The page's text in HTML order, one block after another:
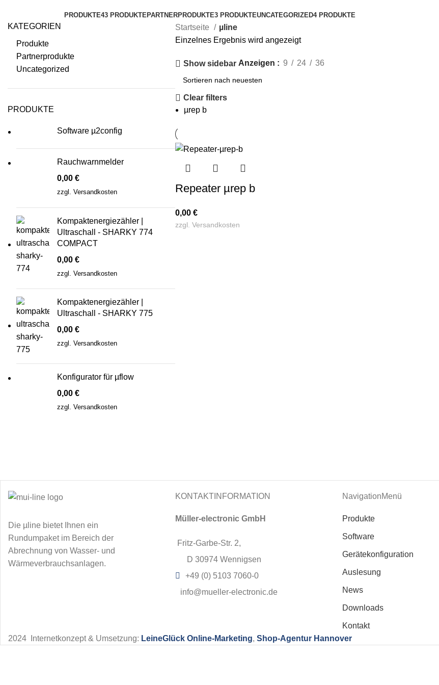
PRODUKTE43 PRODUKTEPARTNERPRODUKTE3 PRODUKTEUNCATEGORIZED4 PRODUKTE
KATEGORIEN
Produkte
Partnerprodukte
Uncategorized
PRODUKTE
Software µ2config
Rauchwarnmelder
0,00 €
zzgl. Versandkosten
Kompaktenergiezähler |
Ultraschall - SHARKY 774
COMPACT
0,00 €
zzgl. Versandkosten
Kompaktenergiezähler |
Ultraschall - SHARKY 775
0,00 €
zzgl. Versandkosten
Konfigurator für µflow
0,00 €
zzgl. Versandkosten
Startseite
µline
Einzelnes Ergebnis wird angezeigt
Show sidebar Anzeigen 9 24 36
Clear filters
µrep b
Repeater µrep b
0,00 €
zzgl. Versandkosten
Die µline bietet Ihnen ein
Rundumpaket im Bereich der
Abrechnung von Wasser- und
Wärmeverbrauchsanlagen.
KONTAKTINFORMATION
Müller-electronic GmbH
Fritz-Garbe-Str. 2,
D 30974 Wennigsen
+49 (0) 5103 7060-0
info@mueller-electronic.de
NavigationMenü
Produkte
Software
Gerätekonfiguration
Auslesung
News
Downloads
Kontakt
2024 Internetkonzept & Umsetzung: LeineGlück Online-Marketing, Shop-Agentur Hannover